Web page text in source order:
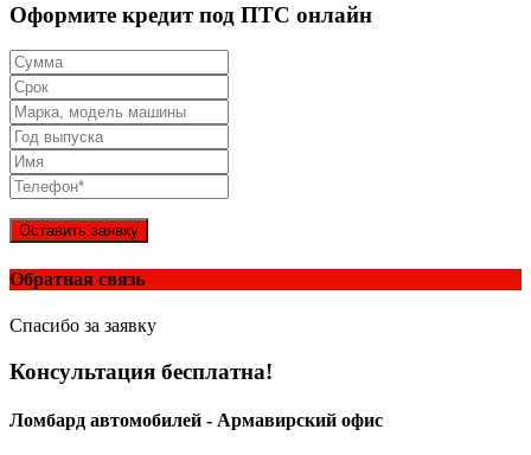
Оформите кредит под ПТС онлайн
Оставить заявку
Обратная связь
Спасибо за заявку
Консультация бесплатна!
Ломбард автомобилей - Армавирский офис